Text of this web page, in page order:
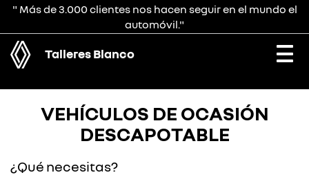
" Más de 3.000 clientes nos hacen seguir en el mundo el
automóvil."
Talleres Blanco
VEHÍCULOS DE OCASIÓN
DESCAPOTABLE
¿Qué necesitas?